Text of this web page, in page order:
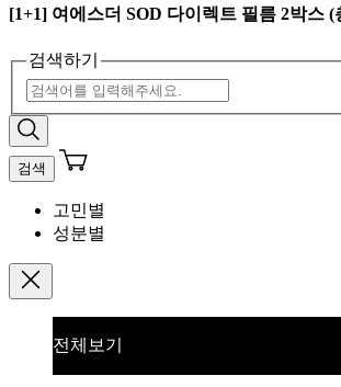
[1+1] 여에스더 SOD 다이렉트 필름 2박스 (
검색하기
검색
고민별
성분별
전체보기